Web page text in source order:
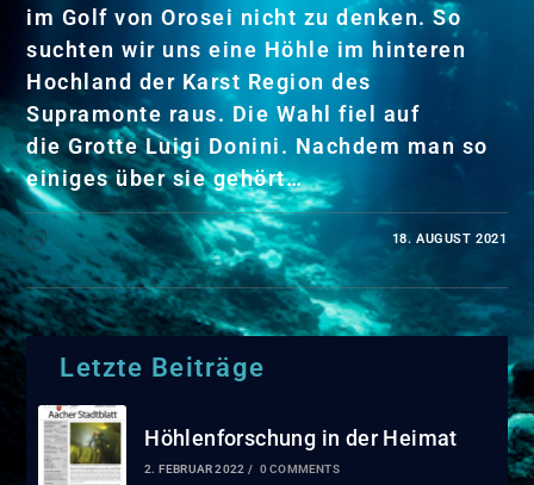
im Golf von Orosei nicht zu denken. So
suchten wir uns eine Höhle im hinteren
Hochland der Karst Region des
Supramonte raus. Die Wahl fiel auf
die Grotte Luigi Donini. Nachdem man so
einiges über sie gehört…
KOMMENTARE DEAKTIVIERT 18. AUGUST 2021
Letzte Beiträge
Höhlenforschung in der Heimat
2. FEBRUAR 2022 / 0 COMMENTS